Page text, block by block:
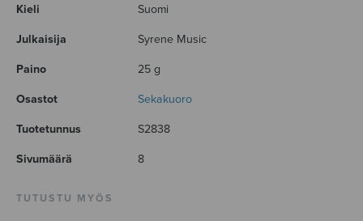
Kieli Suomi
Julkaisija Syrene Music
Paino 25 g
Osastot Sekakuoro
Tuotetunnus S2838
Sivumäärä 8
TUTUSTU MYÖS